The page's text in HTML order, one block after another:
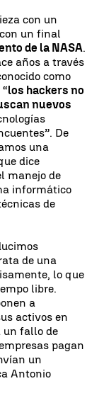
con un
un final
de la NASA.
años a través
como
los hackers no
nuevos
De
una
dice
manejo de
informático
de
de una
lo que
libre.
a
activos en
un fallo de
pagan
un
Antonio